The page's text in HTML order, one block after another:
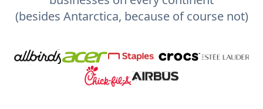
(besides Antarctica, because of course not)